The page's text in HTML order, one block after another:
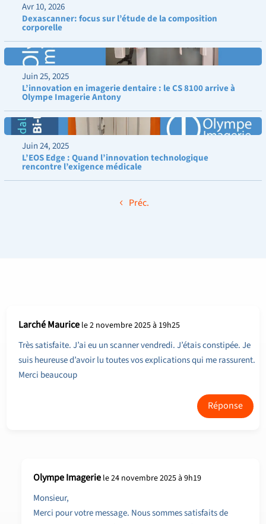
Avr 10, 2026
Dexascanner: focus sur l’étude de la composition
corporelle
Juin 25, 2025
L’innovation en imagerie dentaire : le CS 8100 arrive à
Olympe Imagerie Antony
Juin 24, 2025
L’EOS Edge : Quand l’innovation technologique
rencontre l’exigence médicale
Préc.
Larché Maurice le 2 novembre 2025 à 19h25
Très satisfaite. J’ai eu un scanner vendredi. J’étais constipée. Je
suis heureuse d’avoir lu toutes vos explications qui me rassurent.
Merci beaucoup
Réponse
Olympe Imagerie le 24 novembre 2025 à 9h19
Monsieur,
Merci pour votre message. Nous sommes satisfaits de